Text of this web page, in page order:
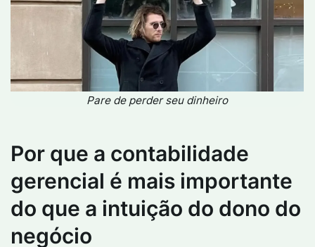
Pare de perder seu dinheiro
Por que a contabilidade
gerencial é mais importante
do que a intuição do dono do
negócio